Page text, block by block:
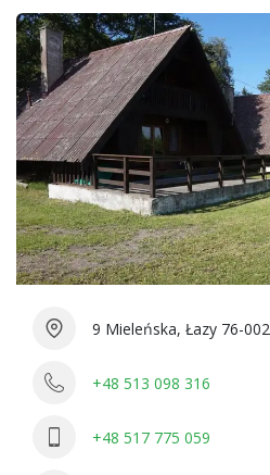
9 Mieleńska, Łazy 76-
+48 513 098 316
+48 517 775 059